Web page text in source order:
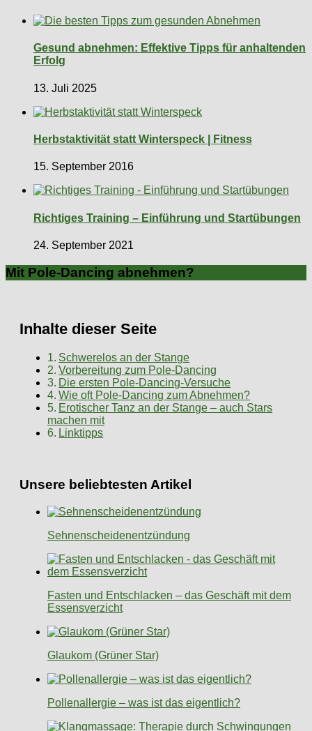
Gesund abnehmen: Effektive Tipps für anhaltenden
Erfolg
13. Juli 2025
Herbstaktivität statt Winterspeck | Fitness
15. September 2016
Richtiges Training – Einführung und Startübungen
24. September 2021
Mit Pole-Dancing abnehmen?
Inhalte dieser Seite
Schwerelos an der Stange
Vorbereitung zum Pole-Dancing
Die ersten Pole-Dancing-Versuche
Wie oft Pole-Dancing zum Abnehmen?
Erotischer Tanz an der Stange – auch Stars
machen mit
Linktipps
Unsere beliebtesten Artikel
Sehnenscheidenentzündung
Fasten und Entschlacken – das Geschäft mit dem
Essensverzicht
Glaukom (Grüner Star)
Pollenallergie – was ist das eigentlich?